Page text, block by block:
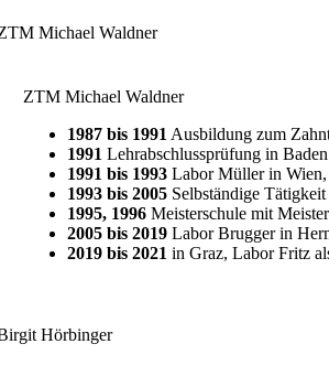
ZTM Michael Waldner
1987 bis 1991 Ausbildung zum
1991 Lehrabschlussprüfung in
1991 bis 1993 Labor Müller in
1993 bis 2005 Selbständige
1995, 1996 Meisterschule mit
2005 bis 2019 Labor Brugger in
2019 bis 2021 in Graz, Labor Fritz